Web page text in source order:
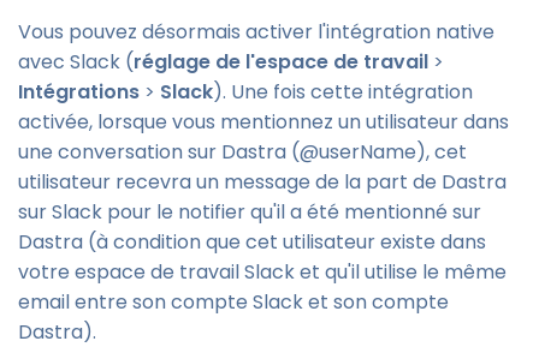
Vous pouvez désormais activer l'intégration native
avec Slack (réglage de l'espace de travail >
Intégrations > Slack). Une fois cette intégration
activée, lorsque vous mentionnez un utilisateur dans
une conversation sur Dastra (@userName), cet
utilisateur recevra un message de la part de Dastra
sur Slack pour le notifier qu'il a été mentionné sur
Dastra (à condition que cet utilisateur existe dans
votre espace de travail Slack et qu'il utilise le même
email entre son compte Slack et son compte
Dastra).